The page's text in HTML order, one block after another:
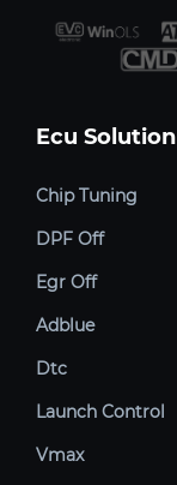
Ecu Solution
Chip Tuning
DPF Off
Egr Off
Adblue
Dtc
Launch Control
Vmax